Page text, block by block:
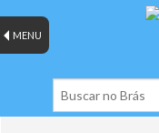
MENU